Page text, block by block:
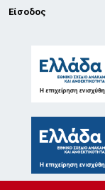
Είσοδος